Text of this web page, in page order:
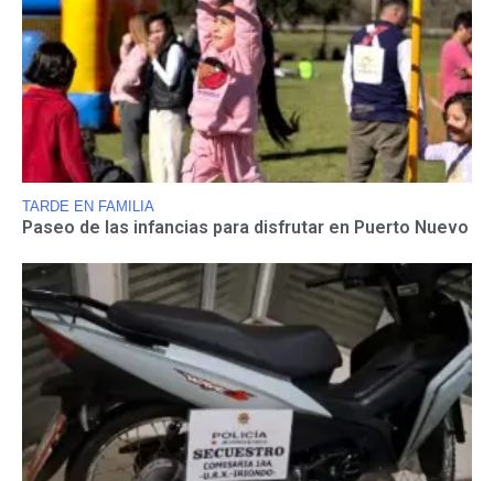
TARDE EN FAMILIA
Paseo de las infancias para disfrutar en Puerto Nuevo